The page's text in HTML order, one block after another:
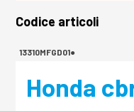
Codice articoli
13310MFGD01●
Honda